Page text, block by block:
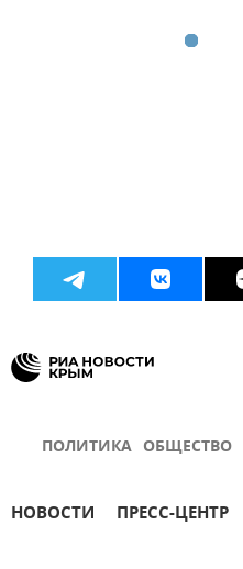
ПОЛИТИКА ОБЩЕСТВО
НОВОСТИ ПРЕСС-ЦЕНТР